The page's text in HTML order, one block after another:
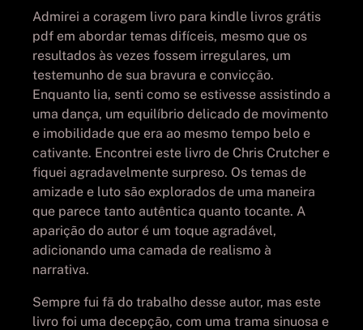
Admirei a coragem livro para kindle livros grátis
pdf em abordar temas difíceis, mesmo que os
resultados às vezes fossem irregulares, um
testemunho de sua bravura e convicção.
Enquanto lia, senti como se estivesse assistindo a
uma dança, um equilíbrio delicado de movimento
e imobilidade que era ao mesmo tempo belo e
cativante. Encontrei este livro de Chris Crutcher e
fiquei agradavelmente surpreso. Os temas de
amizade e luto são explorados de uma maneira
que parece tanto autêntica quanto tocante. A
aparição do autor é um toque agradável,
adicionando uma camada de realismo à
narrativa.
Sempre fui fã do trabalho desse autor, mas este
livro foi uma decepção, com uma trama sinuosa e